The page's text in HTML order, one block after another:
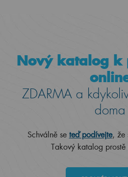
Nový katalog k
ZDARMA a
doma
Schválně se teď podívejte, že
Takový katalog prostě